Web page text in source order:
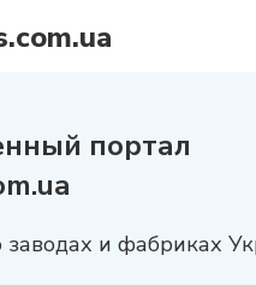
портал
и фабриках